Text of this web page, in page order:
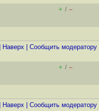
+ / –
Наверх Cообщить модератору
+ / –
Наверх Cообщить модератору